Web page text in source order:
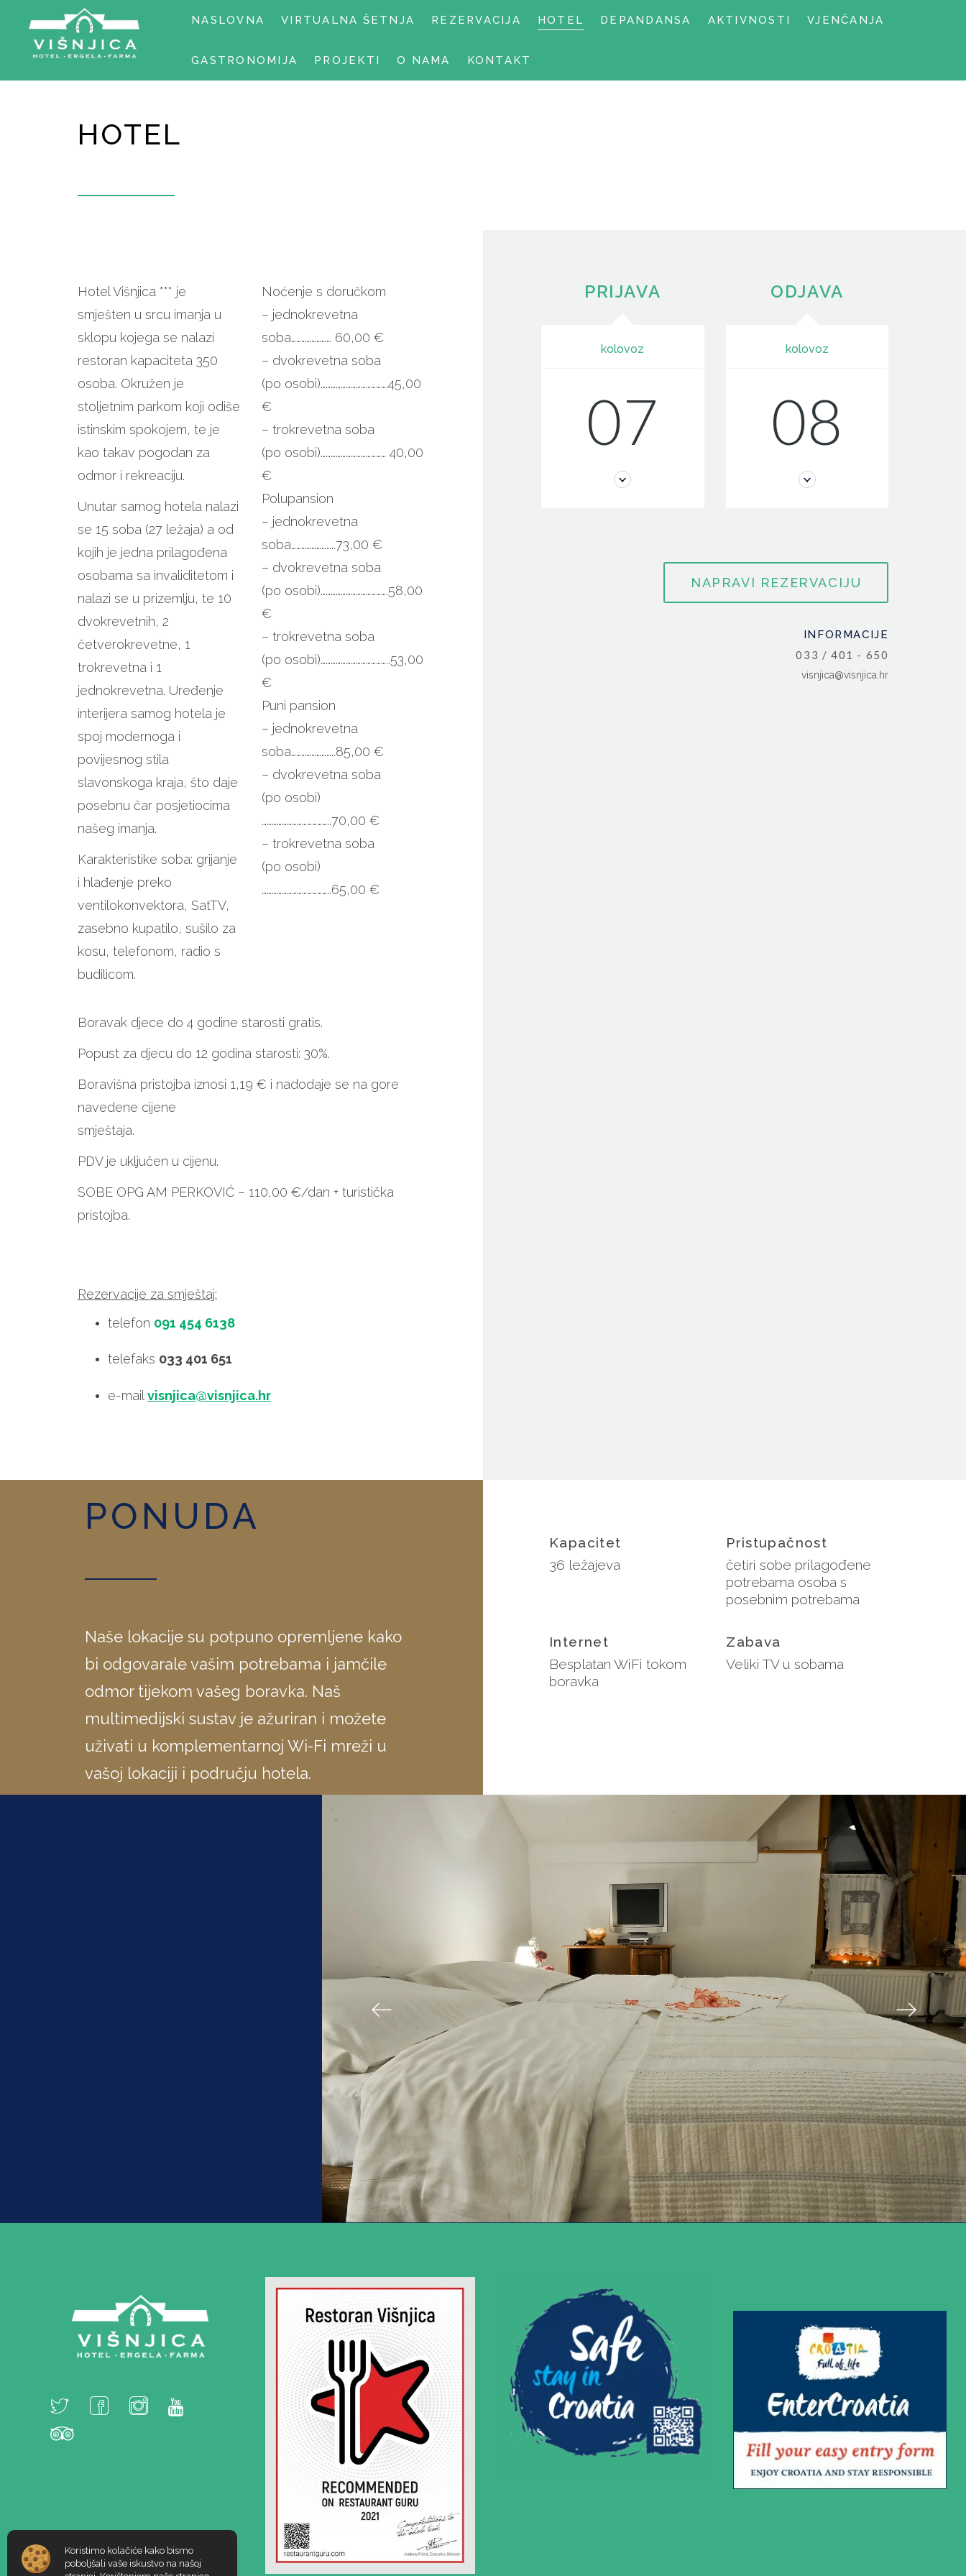
NASLOVNA VIRTUALNA ŠETNJA REZERVACIJA HOTEL DEPANDANSA AKTIVNOSTI VJENČANJA
GASTRONOMIJA PROJEKTI O NAMA KONTAKT
HOTEL
Hotel Višnjica *** je
smješten u srcu imanja u
sklopu kojega se nalazi
restoran kapaciteta 350
osoba. Okružen je
stoljetnim parkom koji odiše
istinskim spokojem, te je
kao takav pogodan za
odmor i rekreaciju.
Unutar samog hotela nalazi
se 15 soba (27 ležaja) a od
kojih je jedna prilagođena
osobama sa invaliditetom i
nalazi se u prizemlju, te 10
dvokrevetnih, 2
četverokrevetne, 1
trokrevetna i 1
jednokrevetna. Uređenje
interijera samog hotela je
spoj modernoga i
povijesnog stila
slavonskoga kraja, što daje
posebnu čar posjetiocima
našeg imanja.
Karakteristike soba: grijanje
i hlađenje preko
ventilokonvektora, SatTV,
zasebno kupatilo, sušilo za
kosu, telefonom, radio s
budilicom.
Noćenje s doručkom
– jednokrevetna
soba…………………… 60,00 €
– dvokrevetna soba
(po osobi)………………………………….45,00
€
– trokrevetna soba
(po osobi)………………………………… 40,00
€
Polupansion
– jednokrevetna
soba……………………..73,00 €
– dvokrevetna soba
(po osobi)………………………………….58,00
€
– trokrevetna soba
(po osobi)…………………………………..53,00
€
Puni pansion
– jednokrevetna
soba……………………..85,00 €
– dvokrevetna soba
(po osobi)
…………………………………..70,00 €
– trokrevetna soba
(po osobi)
…………………………………..65,00 €
Boravak djece do 4 godine starosti gratis.
Popust za djecu do 12 godina starosti: 30%.
Boravišna pristojba iznosi 1,19 € i nadodaje se na gore
navedene cijene
smještaja.
PDV je uključen u cijenu.
SOBE OPG AM PERKOVIĆ – 110,00 €/dan + turistička
pristojba.
Rezervacije za smještaj:
telefon 091 454 6138
telefaks 033 401 651
e-mailvisnjica@visnjica.hr
PRIJAVA
kolovoz
07
ODJAVA
kolovoz
08
INFORMACIJE
033 / 401 - 650
visnjica@visnjica.hr
PONUDA
Naše lokacije su potpuno opremljene kako
bi odgovarale vašim potrebama i jamčile
odmor tijekom vašeg boravka. Naš
multimedijski sustav je ažuriran i možete
uživati ​​u komplementarnoj Wi-Fi mreži u
vašoj lokaciji i području hotela.
Kapacitet
36 ležajeva
Pristupačnost
četiri sobe prilagođene
potrebama osoba s
posebnim potrebama
Internet
Besplatan WiFi tokom
boravka
Zabava
Veliki TV u sobama
Koristimo kolačiće kako bismo
poboljšali vaše iskustvo na našoj